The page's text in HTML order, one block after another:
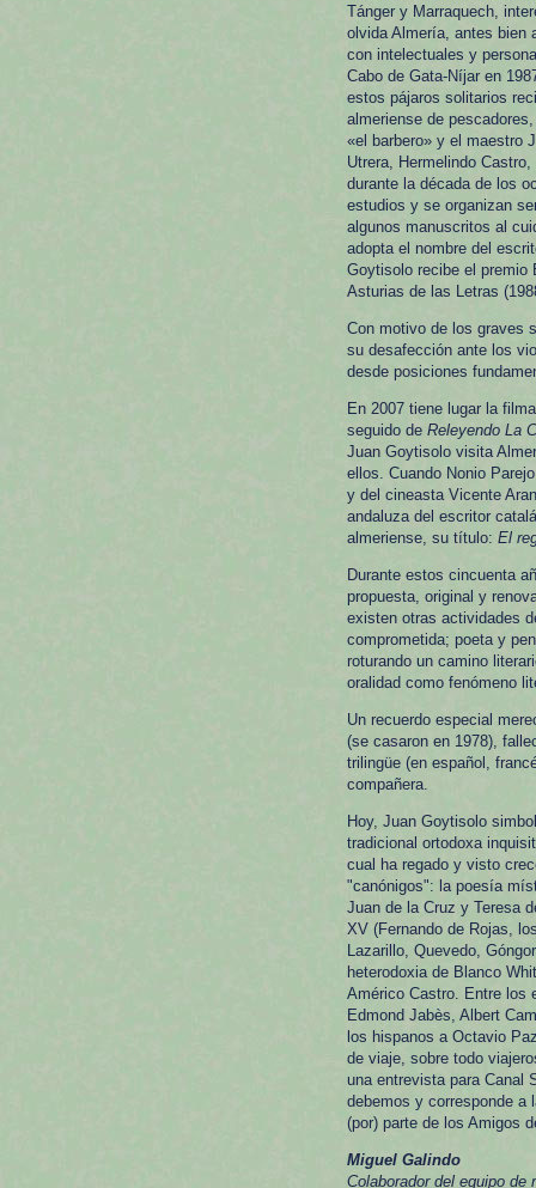
Tánger y Marraquech,
olvida Almería, antes bien
con intelectuales y
Cabo de Gata-Níjar en
estos pájaros solitarios
almeriense de
«el barbero» y el maestro
Utrera, Hermelindo
durante la década de los
estudios y se organizan
algunos manuscritos al
adopta el nombre del
Goytisolo recibe el premio
Asturias de las Letras
Con motivo de los graves
su desafección ante los
desde posiciones
En 2007 tiene lugar la
seguido de Releyendo La
Juan Goytisolo visita
ellos. Cuando Nonio
y del cineasta Vicente
andaluza del escritor
almeriense, su título: El
Durante estos cincuenta
propuesta, original y
existen otras actividades
comprometida; poeta y
roturando un camino
oralidad como fenómeno
Un recuerdo especial
(se casaron en 1978),
trilingüe (en español,
compañera.
Hoy, Juan Goytisolo
tradicional ortodoxa
cual ha regado y visto
"canónigos": la poesía
Juan de la Cruz y Teresa
XV (Fernando de Rojas,
Lazarillo, Quevedo,
heterodoxia de Blanco
Américo Castro. Entre los
Edmond Jabès, Albert
los hispanos a Octavio
de viaje, sobre todo
una entrevista para Canal
debemos y corresponde a
(por) parte de los Amigos
Miguel Galindo
Colaborador del equipo de